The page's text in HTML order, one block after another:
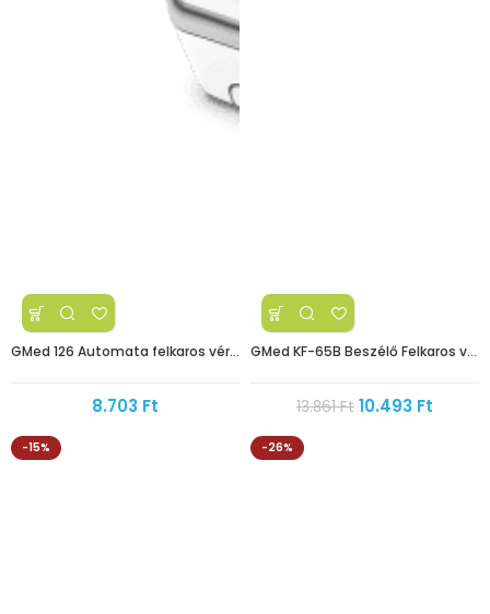
GMed 126 Automata felkaros vérnyomásmérő
8.703 Ft
GMed KF-65B Beszélő Felkaros vérnyomásmérő
13.861Ft 10.493 Ft
-15% -26%